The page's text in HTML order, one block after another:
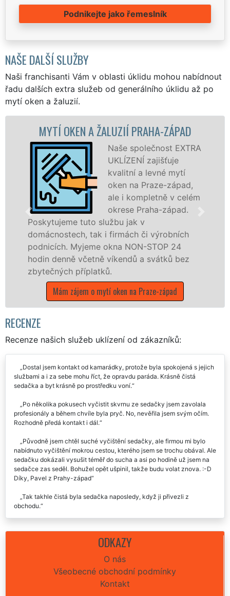
Podnikejte jako řemeslník
NAŠE DALŠÍ SLUŽBY
Naši franchisanti Vám v oblasti úklidu mohou nabídnout
řadu dalších extra služeb od generálního úklidu až po
mytí oken a žaluzií.
ŽALUZIÍ PRAHA-ZÁPAD
Naše společnost EXTRA
UKLÍZENÍ zajišťuje
kvalitní a levné mytí
oken na Praze-západ,
ale i kompletně v celém
okrese Praha-západ.
službu jak v
i firmách či výrobních
okna NON-STOP 24
víkendů a svátků bez
mytí oken na Praze-západ
MYTÍ
dřevěná okna a
kompletní a
okrese Praha-
UKLÍZENÍ, a to i
státních svátků.
RECENZE
Recenze našich služeb uklízení od zákazníků:
Dostal jsem kontakt od kamarádky, protože byla spokojená s jejich
službami a i za sebe mohu říct, že opravdu paráda. Krásně čistá
sedačka a byt krásně po prostředku voní.
Po několika pokusech vyčistit skvrnu ze sedačky jsem zavolala
profesionály a během chvíle byla pryč. No, nevěřila jsem svým očím.
Rozhodně předá kontakt i dál.
Původně jsem chtěl suché vyčištění sedačky, ale firmou mi bylo
sedačku dokázali vysušit téměř do sucha a asi po hodině už jsem na
sedačce zas seděl. Bohužel opět ušpinil, takže budu volat znova. :-D
Dvakrát do roka již několik let si nechávám čistit v kanceláři
koženou, a doma na Praze-západ látkovou sedací soupravu a jsem
velice spokojen. EXTRA UKLÍZENÍ je za mně jednička v oboru.
ODKAZY